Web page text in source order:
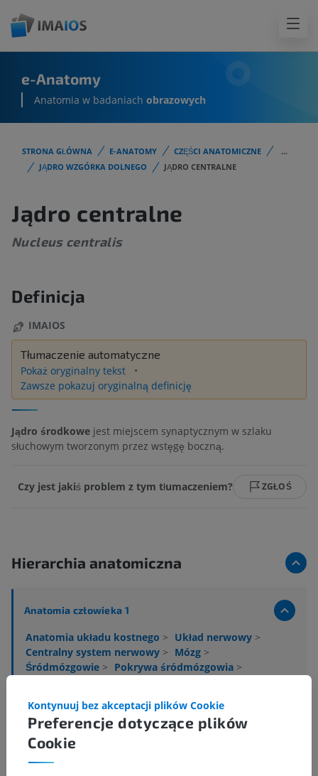
e-Anatomy
Anatomia w badaniach obrazowych
STRONA GŁÓWNA E-ANATOMY CZĘŚCI ANATOMICZNE
...
JĄDRO WZGÓRKA DOLNEGO
JĄDRO CENTRALNE
Jądro centralne
Nucleus centralis
Definicja
IMAIOS
Tłumaczenie automatyczne
Pokaż oryginalny tekst
Zawsze pokazuj oryginalną definicję
Jądro środkowe jest miejscem synaptycznym w szlaku
słuchowym tworzonym przez wstęgę boczną.
Czy jest jakiś problem z tym tłumaczeniem? ZGŁOŚ
Hierarchia anatomiczna
Anatomia człowieka 1
Anatomia układu kostnego > Układ nerwowy >
Centralny system nerwowy > Mózg >
Śródmózgowie > Pokrywa śródmózgowia >
Jądro centralne
Powiązane struktury:
Preferencje dotyczące plików
Cookie
Kontynuuj bez akceptacji plików Cookie